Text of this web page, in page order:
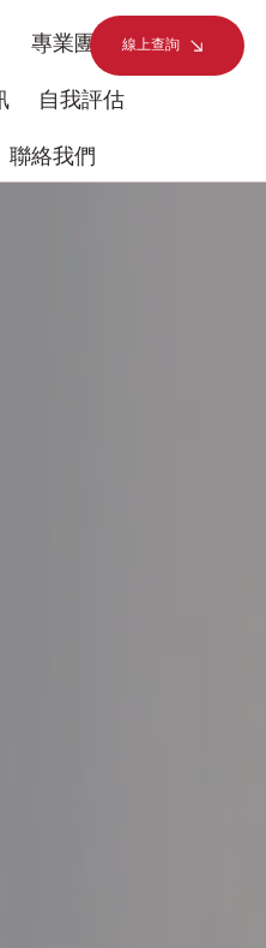
專業團隊
自我評估
聯絡我們
線上查詢